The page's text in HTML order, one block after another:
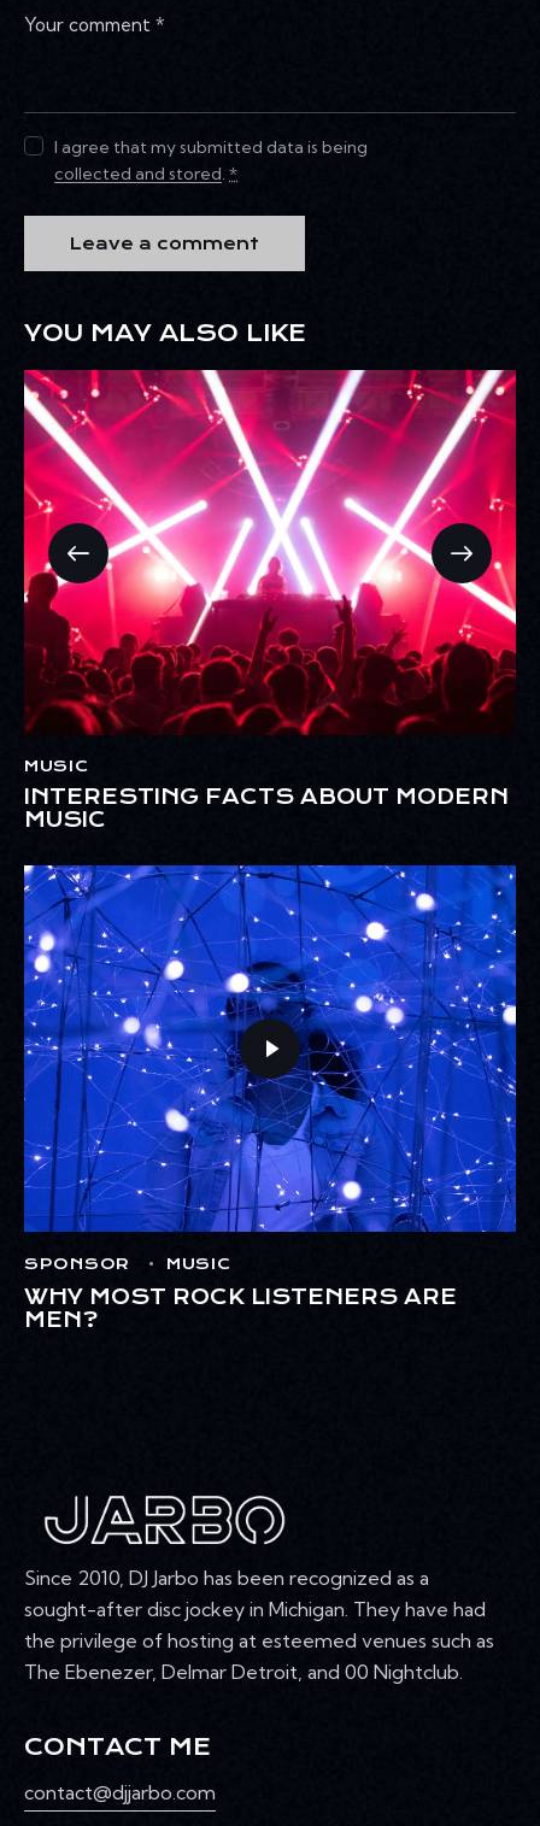
I agree that my submitted data is being
collected and stored.*
YOU MAY ALSO LIKE
MUSIC
INTERESTING FACTS ABOUT MODERN
MUSIC
SPONSOR MUSIC
WHY MOST ROCK LISTENERS ARE
MEN?
Since 2010, DJ Jarbo has been recognized as a
sought-after disc jockey in Michigan. They have had
the privilege of hosting at esteemed venues such as
The Ebenezer, Delmar Detroit, and 00 Nightclub.
CONTACT ME
contact@djjarbo.com